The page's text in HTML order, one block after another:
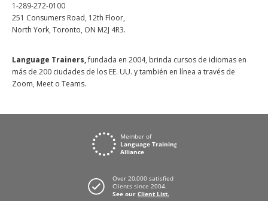
1-289-272-0100
251 Consumers Road, 12th Floor,
North York, Toronto, ON M2J 4R3.
Language Trainers,fundada en 2004, brinda cursos de idiomas en
más de 200 ciudades de los EE. UU. y también en línea a través de
Zoom, Meet o Teams.